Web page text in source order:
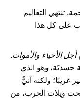
تنتهي التعاليم
على كل هذا
الأحياء والأموات.
جسديّة، وهو الذي
غريبًا؛ ولكنه آنيٌّ
ويلات الحرب، من